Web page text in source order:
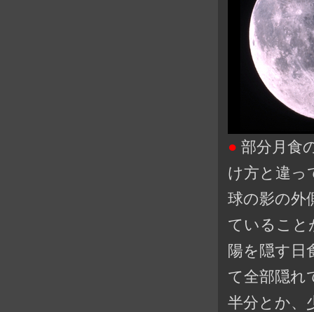
● 部分月食
け方と違っ
球の影の外
ていること
陽を隠す日
て全部隠れ
半分とか、